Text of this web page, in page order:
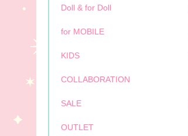
Doll & for Doll
for MOBILE
KIDS
COLLABORATION
SALE
OUTLET